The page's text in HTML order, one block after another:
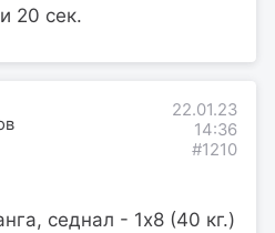
20 сек.
22.01.23
14:36
#1210
седнал - 1х8 (40 кг.)